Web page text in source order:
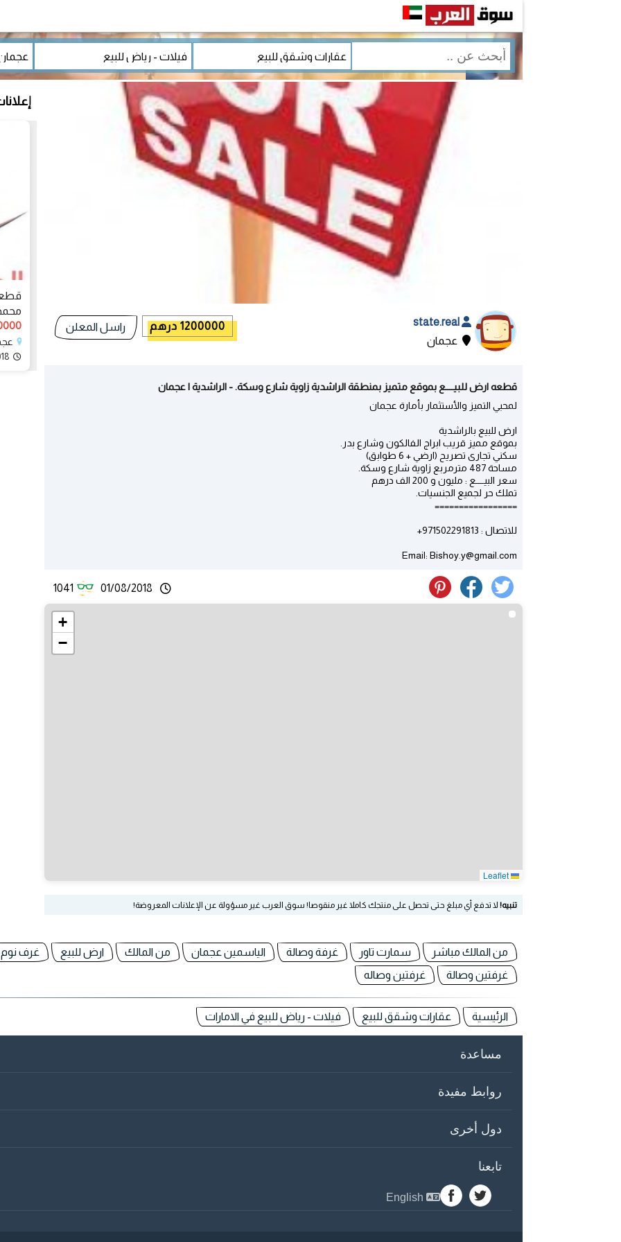
عجمان
1200000 درهم راسل المعلن
قطعه ارض للبيــــع بموقع متميز بمنطقة الراشدية زاوية شارع وسكة. - الراشدية | عجمان
لمحبي التميز والأستثمار بأمارة عجمان
ارض للبيع بالراشدية
بموقع مميز قريب ابراج الفالكون وشارع بدر.
سكني تجارى تصريح (ارضي + 6 طوابق)
مساحة 487 مترمربع زاوية شارع وسكة.
سعر البيــــع : مليون و 200 الف درهم
تملك حر لجميع الجنسيات.
=================
للاتصال : 971502291813+
Email: Bishoy.y@gmail.com
01/08/2018
1041
+
−
تنبيه! لا تدفع أي مبلغ حتى تحصل على منتجك كاملا غير منقوصا! سوق العرب غير مسؤولة عن الإعلانات المعروضة!
من المالك مباشر سمارت تاور غرفة وصالة الياسمين عجمان من المالك ارض للبيع غرف نوم
غرفتين وصالة
غرفتين وصاله
الرئيسية عقارات وشقق للبيع فيلات - رياض للبيع في الامارات
مساعدة
روابط مفيدة
دول أخرى
تابعنا